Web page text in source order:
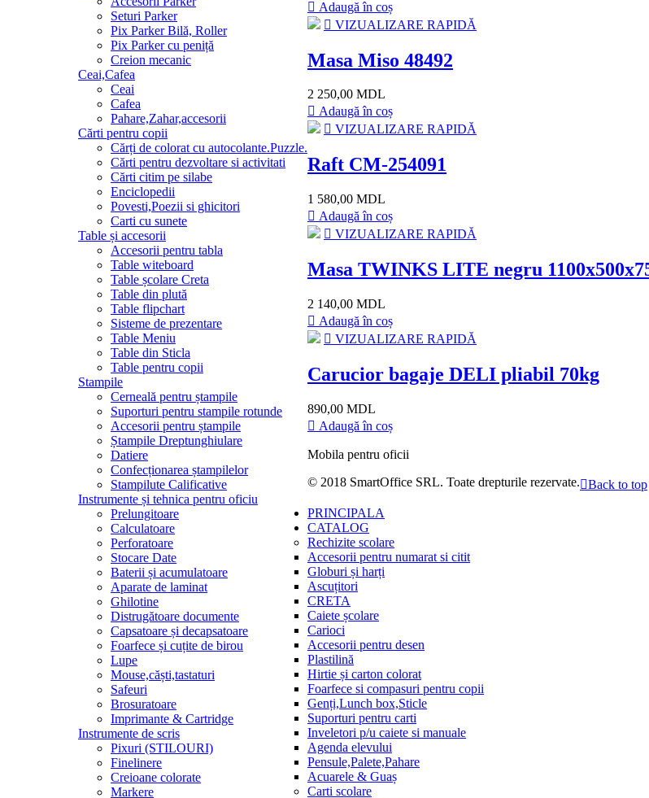
Seturi Parker
Pix Parker Bilă, Roller
Pix Parker cu peniță
Creion mecanic
Ceai,Cafea
Ceai
Cafea
Pahare,Zahar,accesorii
Cărti pentru copii
Cărți de colorat cu autocolante.Puzzle.
Сărti pentru dezvoltare si activitati
Cărti citim pe silabe
Enciclopedii
Povesti,Poezii si ghicitori
Carti cu sunete
Table și accesorii
Accesorii pentru tabla
Table witeboard
Table școlare Creta
Table din plută
Table flipchart
Sisteme de prezentare
Table Meniu
Table din Sticla
Table pentru copii
Stampile
Cerneală pentru ștampile
Suporturi pentru stampile rotunde
Accesorii pentru ștampile
Ștampile Dreptunghiulare
Datiere
Confecționarea ștampilelor
Stampilute Calificative
Instrumente și tehnica pentru oficiu
Prelungitoare
Calculatoare
Perforatoare
Stocare Date
Baterii și acumulatoare
Aparate de laminat
Ghilotine
Distrugătoare documente
Capsatoare și decapsatoare
Foarfece și cuțite de birou
Lupe
Mouse,căști,tastaturi
Safeuri
Brosuratoare
Imprimante & Cartridge
Instrumente de scris
Pixuri (STILOURI)
Finelinere
Creioane colorate
Markere
Adaugă în coș
VIZUALIZARE RAPIDĂ
Masa Miso 48492
2 250,00 MDL
Adaugă în coș
VIZUALIZARE RAPIDĂ
Raft CM-254091
1 580,00 MDL
Adaugă în coș
VIZUALIZARE RAPIDĂ
Masa TWINKS LITE negru
2 140,00 MDL
Adaugă în coș
VIZUALIZARE RAPIDĂ
Carucior bagaje DELI pliabil 70kg
890,00 MDL
Adaugă în coș
Mobila pentru oficii
© 2018 SmartOffice SRL. Toate drepturile rezervate. Back to top
PRINCIPALA
CATALOG
Rechizite scolare
Accesorii pentru numarat si citit
Globuri și harți
Ascuțitori
CRETA
Caiete școlare
Carioci
Accesorii pentru desen
Plastilină
Hirtie și carton colorat
Foarfece si compasuri pentru copii
Genți,Lunch box,Sticle
Suporturi pentru carti
Inveletori p/u caiete si manuale
Agenda elevului
Pensule,Palete,Pahare
Acuarele & Guaș
Carti scolare